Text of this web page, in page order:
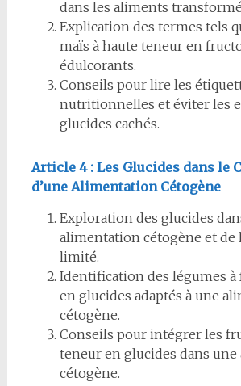
dans les aliments
Explication des termes tels
maïs à haute teneur en
édulcorants.
Conseils pour lire les
nutritionnelles et éviter les
glucides cachés.
Article 4 : Les Glucides dans le
d’une Alimentation Cétogène
Exploration des glucides
alimentation cétogène et de
limité.
Identification des légumes
en glucides adaptés à une
cétogène.
Conseils pour intégrer les
teneur en glucides dans
cétogène.